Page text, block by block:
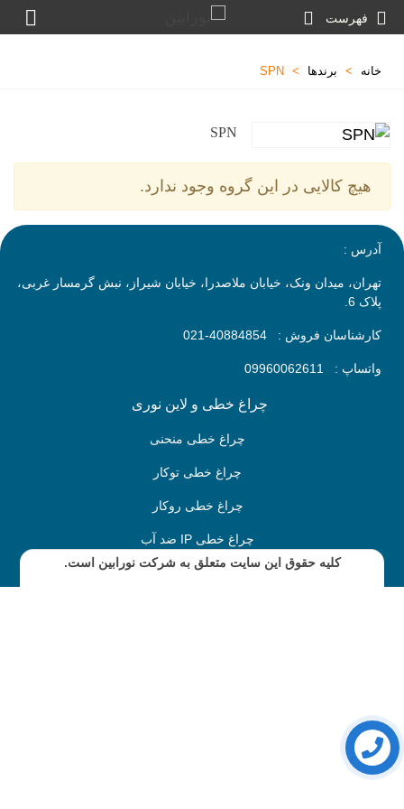
فهرست
خانه > برندها >
SPN
SPN
هیچ کالایی در این گروه وجود ندارد.
آدرس :
تهران، میدان ونک، خیابان ملاصدرا، خیابان شیراز، نبش گرمسار غربی،
پلاک 6.
کارشناسان فروش : 40884854-021
واتساپ : 09960062611
چراغ خطی و لاین نوری
چراغ خطی منحنی
چراغ خطی توکار
چراغ خطی روکار
چراغ خطی IP ضد آب
کلیه حقوق این سایت متعلق به شرکت نورابین است.